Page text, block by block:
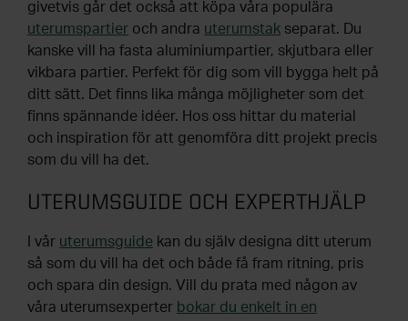
givetvis går det också att köpa våra populära
uterumspartier och andra uterumstak separat. Du
kanske vill ha fasta aluminiumpartier, skjutbara eller
vikbara partier. Perfekt för dig som vill bygga helt på
ditt sätt. Det finns lika många möjligheter som det
finns spännande idéer. Hos oss hittar du material
och inspiration för att genomföra ditt projekt precis
som du vill ha det.
UTERUMSGUIDE OCH EXPERTHJÄLP
I vår uterumsguide kan du själv designa ditt uterum
så som du vill ha det och både få fram ritning, pris
och spara din design. Vill du prata med någon av
våra uterumsexperter bokar du enkelt in en